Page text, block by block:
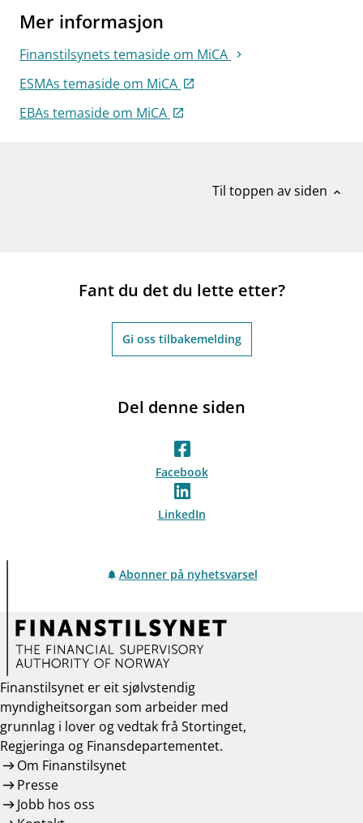
Mer informasjon
Finanstilsynets temaside om MiCA
ESMAs temaside om MiCA
EBAs temaside om MiCA
Til toppen av siden expand_less
Fant du det du lette etter?
Gi oss tilbakemelding
Del denne siden
Facebook
LinkedIn
Abonner på nyhetsvarsel
Finanstilsynet er eit sjølvstendig
myndigheitsorgan som arbeider med
grunnlag i lover og vedtak frå Stortinget,
Regjeringa og Finansdepartementet.
Om Finanstilsynet
Presse
Jobb hos oss